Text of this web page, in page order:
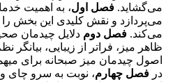
می‌گشاید. فصل اول، به اهمیت
می‌پردازد و نقش کلیدی این بخش
می‌کند. فصل دوم دلایل چیدمان
ظاهر میز، فراتر از زیبایی، بیانگر
اصول چیدمان میز صبحانه برای
در فصل چهارم، نوبت به سرو چای